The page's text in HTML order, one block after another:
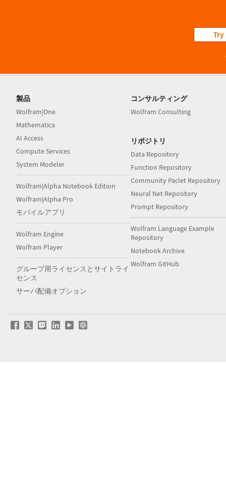
Try
製品
Wolfram|One
Mathematica
AI Access
Compute Services
System Modeler
Wolfram|Alpha Notebook Edition
Wolfram|Alpha Pro
モバイルアプリ
Wolfram Engine
Wolfram Player
グループ用ライセンスとサイトライ
センス
サーバ配備オプション
コンサルティング
Wolfram Consulting
リポジトリ
Data Repository
Function Repository
Community Paclet Repository
Neural Net Repository
Prompt Repository
Wolfram Language Example
Repository
Notebook Archive
Wolfram GitHub